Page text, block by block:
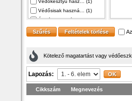
Védőkesztyű hasz… (1)
Védősisak haszná… (1)
Általános utasít… (1)
M001 (1)
M003 (1)
M009 (1)
M014 (1)
Kötelező magatartást vagy
Lapozás:
Cikkszám Megnevezés